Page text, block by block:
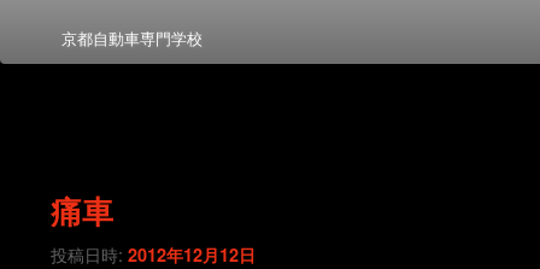
メ
イ
ン
ブ
テ
京都自動車専門学校
痛車
投稿日時:2012年12月12日